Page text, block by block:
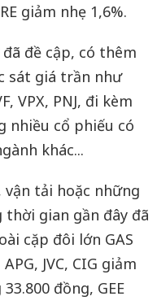
giảm nhẹ 1,6%.
đề cập, có thêm
sát giá trần như
VPX, PNJ, đi kèm
nhiều cổ phiếu có
khác...
vận tải hoặc những
gian gần đây đã
cặp đôi lớn GAS
JVC, CIG giảm
đồng, GEE